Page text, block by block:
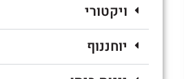
ויקטורי
יוחננוף